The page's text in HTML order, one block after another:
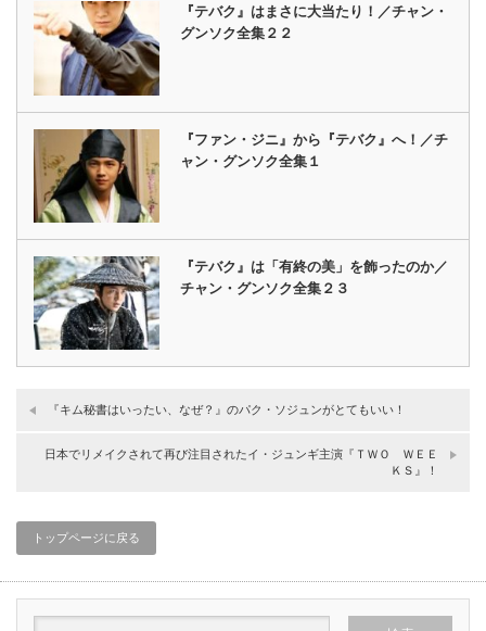
『テバク』はまさに大当たり！／チャン・
グンソク全集２２
『ファン・ジニ』から『テバク』へ！／チ
ャン・グンソク全集１
『テバク』は「有終の美」を飾ったのか／
チャン・グンソク全集２３
『キム秘書はいったい、なぜ？』のパク・ソジュンがとてもいい！
日本でリメイクされて再び注目されたイ・ジュンギ主演『ＴＷＯ ＷＥＥ
ＫＳ』！
トップページに戻る